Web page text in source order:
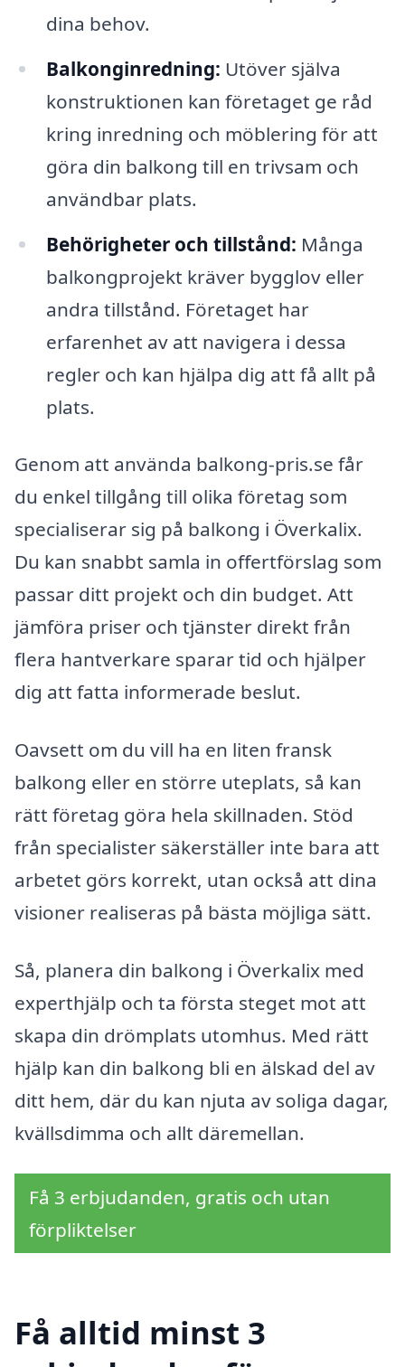
dina behov.
Balkonginredning: Utöver själva
konstruktionen kan företaget ge råd
kring inredning och möblering för att
göra din balkong till en trivsam och
användbar plats.
Behörigheter och tillstånd: Många
balkongprojekt kräver bygglov eller
andra tillstånd. Företaget har
erfarenhet av att navigera i dessa
regler och kan hjälpa dig att få allt på
plats.
Genom att använda balkong-pris.se får
du enkel tillgång till olika företag som
specialiserar sig på balkong i Överkalix.
Du kan snabbt samla in offertförslag som
passar ditt projekt och din budget. Att
jämföra priser och tjänster direkt från
flera hantverkare sparar tid och hjälper
dig att fatta informerade beslut.
Oavsett om du vill ha en liten fransk
balkong eller en större uteplats, så kan
rätt företag göra hela skillnaden. Stöd
från specialister säkerställer inte bara att
arbetet görs korrekt, utan också att dina
visioner realiseras på bästa möjliga sätt.
Så, planera din balkong i Överkalix med
experthjälp och ta första steget mot att
skapa din drömplats utomhus. Med rätt
hjälp kan din balkong bli en älskad del av
ditt hem, där du kan njuta av soliga dagar,
kvällsdimma och allt däremellan.
Få 3 erbjudanden, gratis och utan
förpliktelser
Få alltid minst 3